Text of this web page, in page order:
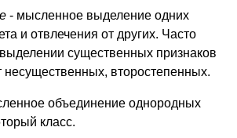
- мысленное выделение одних
и отвлечения от других. Часто
существенных признаков
несущественных, второстепенных.
объединение однородных
класс.